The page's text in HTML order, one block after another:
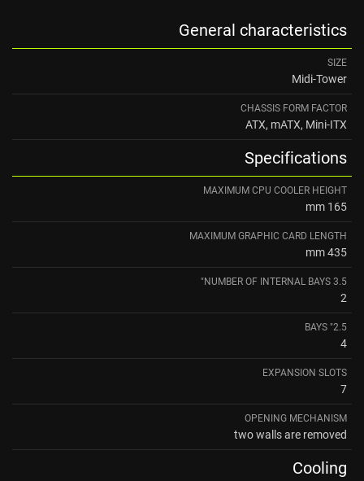
General characteristics
SIZE
Midi-Tower
CHASSIS FORM FACTOR
ATX, mATX, Mini-ITX
Specifications
MAXIMUM CPU COOLER HEIGHT
165 mm
MAXIMUM GRAPHIC CARD LENGTH
435 mm
NUMBER OF INTERNAL BAYS 3.5"
2
2.5" BAYS
4
EXPANSION SLOTS
7
OPENING MECHANISM
two walls are removed
Cooling